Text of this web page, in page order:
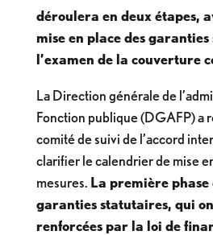
déroulera en deux étapes,
mise en place des
l’examen de la couverture
La Direction générale de
Fonction publique (DGAFP) a
comité de suivi de l’accord
clarifier le calendrier de mise
mesures. La première
garanties statutaires, qui
renforcées par la loi de